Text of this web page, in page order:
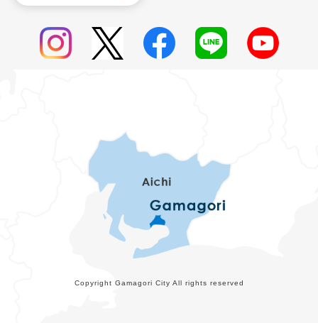
Copyright Gamagori City All rights reserved